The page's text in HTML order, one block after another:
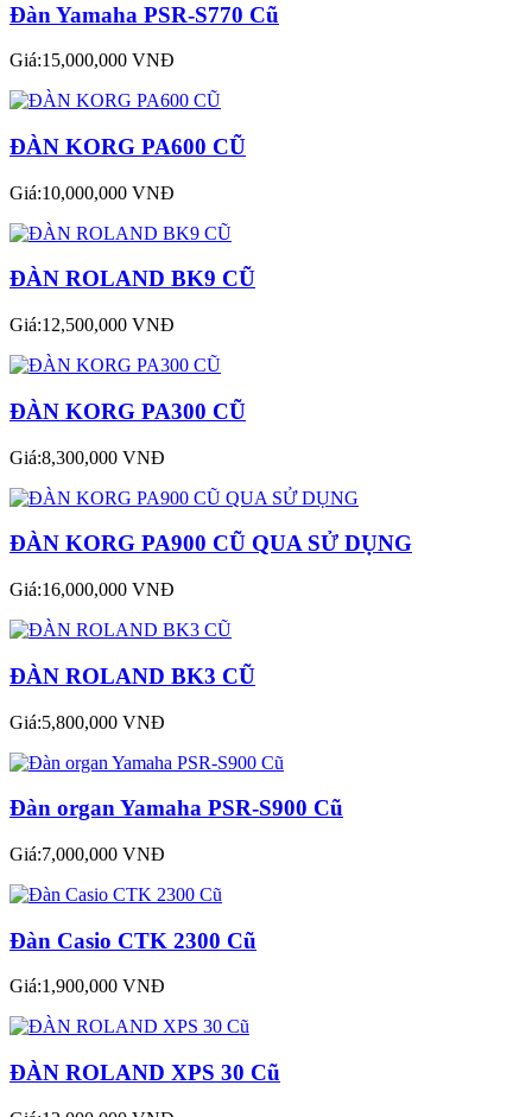
Đàn Yamaha PSR-S770 Cũ
Giá:15,000,000 VNĐ
ĐÀN KORG PA600 CŨ
Giá:10,000,000 VNĐ
ĐÀN ROLAND BK9 CŨ
Giá:12,500,000 VNĐ
ĐÀN KORG PA300 CŨ
Giá:8,300,000 VNĐ
ĐÀN KORG PA900 CŨ QUA SỬ DỤNG
Giá:16,000,000 VNĐ
ĐÀN ROLAND BK3 CŨ
Giá:5,800,000 VNĐ
Đàn organ Yamaha PSR-S900 Cũ
Giá:7,000,000 VNĐ
Đàn Casio CTK 2300 Cũ
Giá:1,900,000 VNĐ
ĐÀN ROLAND XPS 30 Cũ